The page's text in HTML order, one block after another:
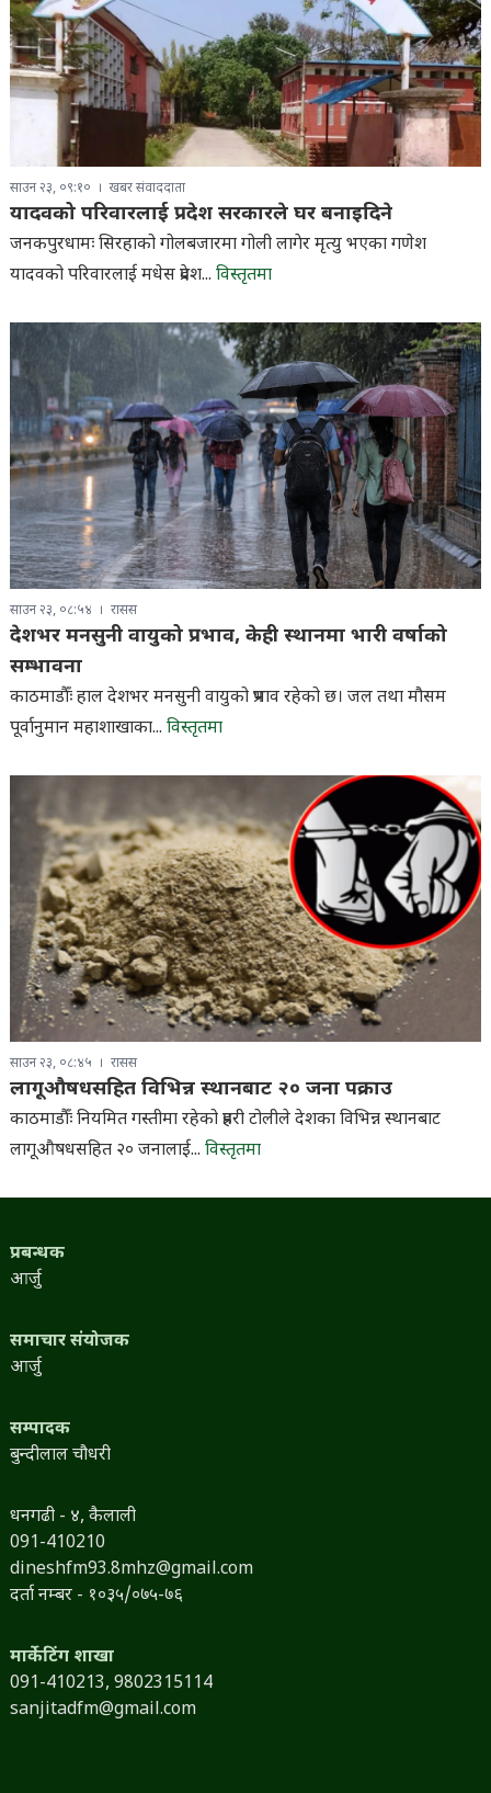
साउन २३, ०९:१० खबर संवाददाता
यादवको परिवारलाई प्रदेश सरकारले घर बनाइदिने
जनकपुरधामः सिरहाको गोलबजारमा गोली लागेर मृत्यु भएका गणेश
यादवको परिवारलाई मधेस प्रदेश... विस्तृतमा
साउन २३, ०८:५४ रासस
देशभर मनसुनी वायुको प्रभाव, केही स्थानमा भारी वर्षाको
सम्भावना
काठमाडौँः हाल देशभर मनसुनी वायुको प्रभाव रहेको छ। जल तथा मौसम
पूर्वानुमान महाशाखाका... विस्तृतमा
साउन २३, ०८:४५ रासस
लागूऔषधसहित विभिन्न स्थानबाट २० जना पक्राउ
काठमाडौँः नियमित गस्तीमा रहेको प्रहरी टोलीले देशका विभिन्न स्थानबाट
लागूऔषधसहित २० जनालाई... विस्तृतमा
प्रबन्धक
आर्जु
समाचार संयोजक
आर्जु
सम्पादक
बुन्दीलाल चौधरी
धनगढी - ४, कैलाली
091-410210
dineshfm93.8mhz@gmail.com
दर्ता नम्बर - १०३५/०७५-७६
मार्केटिंग शाखा
091-410213, 9802315114
sanjitadfm@gmail.com